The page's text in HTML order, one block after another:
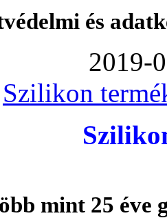
és
2019-
Szilikon
mint 25 éve